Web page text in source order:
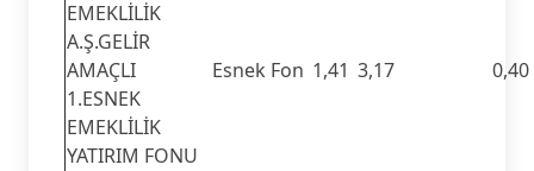
EMEKLİLİK
A.Ş.GELİR
AMAÇLI
1.ESNEK
EMEKLİLİK
YATIRIM FONU
Esnek Fon 1,41 3,17 0,40